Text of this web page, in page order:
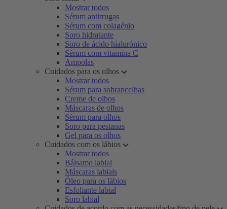
Mostrar todos
Sérum antirrugas
Sérum com colagénio
Soro hidratante
Soro de ácido hialurónico
Sérum com vitamina C
Ampolas
Cuidados para os olhos
Mostrar todos
Sérum para sobrancelhas
Creme de olhos
Máscaras de olhos
Sérum para olhos
Soro para pestanas
Gel para os olhos
Cuidados com os lábios
Mostrar todos
Bálsamo labial
Máscaras labiais
Óleo para os lábios
Esfoliante labial
Soro labial